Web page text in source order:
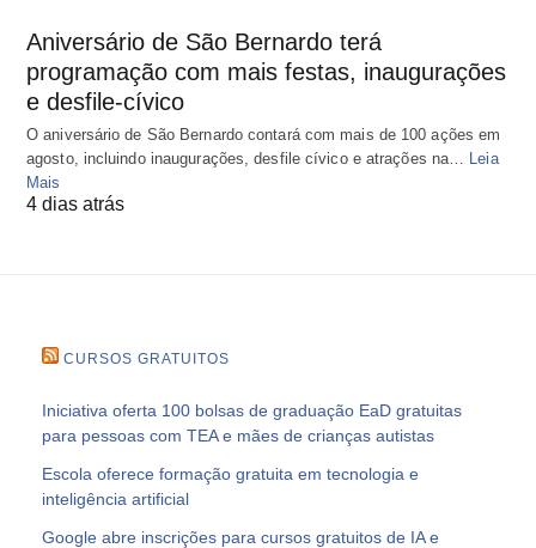
Aniversário de São Bernardo terá
programação com mais festas, inaugurações
e desfile-cívico
O aniversário de São Bernardo contará com mais de 100 ações em
agosto, incluindo inaugurações, desfile cívico e atrações na…
Leia
Mais
4 dias atrás
CURSOS GRATUITOS
Iniciativa oferta 100 bolsas de graduação EaD gratuitas
para pessoas com TEA e mães de crianças autistas
Escola oferece formação gratuita em tecnologia e
inteligência artificial
Google abre inscrições para cursos gratuitos de IA e